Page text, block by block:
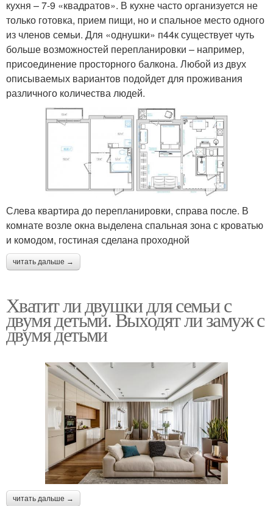
кухня – 7-9 «квадратов». В кухне часто организуется не
только готовка, прием пищи, но и спальное место одного
из членов семьи. Для «однушки» п44к существует чуть
больше возможностей перепланировки – например,
присоединение просторного балкона. Любой из двух
описываемых вариантов подойдет для проживания
различного количества людей.
Слева квартира до перепланировки, справа после. В
комнате возле окна выделена спальная зона с кроватью
и комодом, гостиная сделана проходной
читать дальше →
Хватит ли двушки для семьи с
двумя детьми. Выходят ли замуж с
двумя детьми
читать дальше →